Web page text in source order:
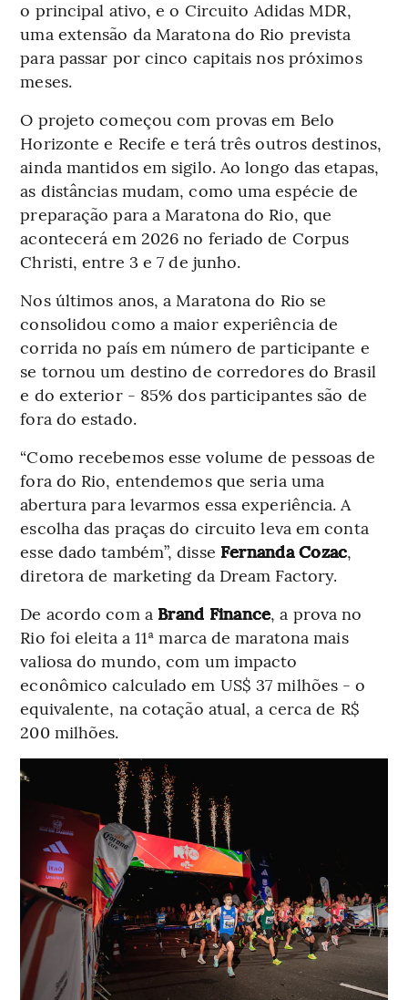
o principal ativo, e o Circuito Adidas MDR,
uma extensão da Maratona do Rio prevista
para passar por cinco capitais nos próximos
meses.
O projeto começou com provas em Belo
Horizonte e Recife e terá três outros destinos,
ainda mantidos em sigilo. Ao longo das etapas,
as distâncias mudam, como uma espécie de
preparação para a Maratona do Rio, que
acontecerá em 2026 no feriado de Corpus
Christi, entre 3 e 7 de junho.
Nos últimos anos, a Maratona do Rio se
consolidou como a maior experiência de
corrida no país em número de participante e
se tornou um destino de corredores do Brasil
e do exterior - 85% dos participantes são de
fora do estado.
“Como recebemos esse volume de pessoas de
fora do Rio, entendemos que seria uma
abertura para levarmos essa experiência. A
escolha das praças do circuito leva em conta
esse dado também”, disse Fernanda Cozac,
diretora de marketing da Dream Factory.
De acordo com a Brand Finance, a prova no
Rio foi eleita a 11ª marca de maratona mais
valiosa do mundo, com um impacto
econômico calculado em US$ 37 milhões - o
equivalente, na cotação atual, a cerca de R$
200 milhões.